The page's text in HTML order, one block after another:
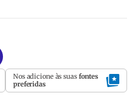
Nos adicione às suas fontes
preferidas